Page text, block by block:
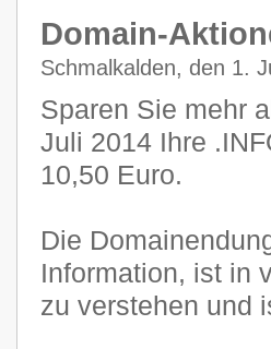
Domain-
Schmalkalden, den 1.
Sparen Sie mehr
Juli 2014 Ihre
10,50 Euro.
Die
Information, ist in
zu verstehen und